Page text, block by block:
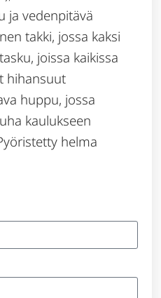
ja vedenpitävä
takki, jossa kaksi
joissa kaikissa
hihansuut
huppu, jossa
kaulukseen
helma